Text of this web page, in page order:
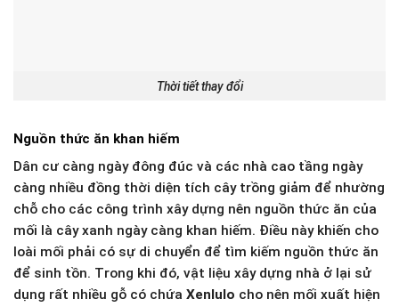
Thời tiết thay đổi
Nguồn thức ăn khan hiếm
Dân cư càng ngày đông đúc và các nhà cao tầng ngày
càng nhiều đồng thời diện tích cây trồng giảm để nhường
chỗ cho các công trình xây dựng nên nguồn thức ăn của
mối là cây xanh ngày càng khan hiếm. Điều này khiến cho
loài mối phải có sự di chuyển để tìm kiếm nguồn thức ăn
để sinh tồn. Trong khi đó, vật liệu xây dựng nhà ở lại sử
dụng rất nhiều gỗ có chứa Xenlulo cho nên mối xuất hiện